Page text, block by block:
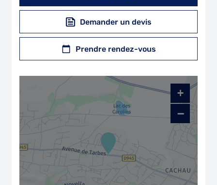
Demander un devis
Prendre rendez-vous
+
−